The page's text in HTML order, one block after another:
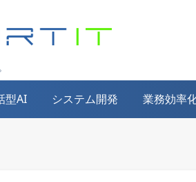
型AI システム開発 業務効率